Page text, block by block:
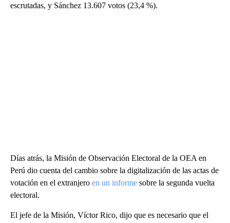
escrutadas, y Sánchez 13.607 votos (23,4 %).
Días atrás, la Misión de Observación Electoral de la OEA en
Perú dio cuenta del cambio sobre la digitalización de las actas de
votación en el extranjero en un informe sobre la segunda vuelta
electoral.
El jefe de la Misión, Víctor Rico, dijo que es necesario que el